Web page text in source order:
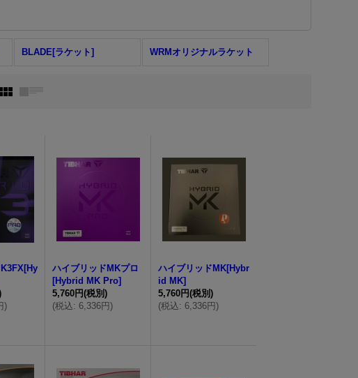
BLADE[ラケット] WRMオリジナルラケット
)
ハイブリッドMKプロ
[Hybrid MK Pro]
5,760円(税別)
(税込: 6,336円)
ハイブリッドMK[Hybr
id MK]
5,760円(税別)
(税込: 6,336円)